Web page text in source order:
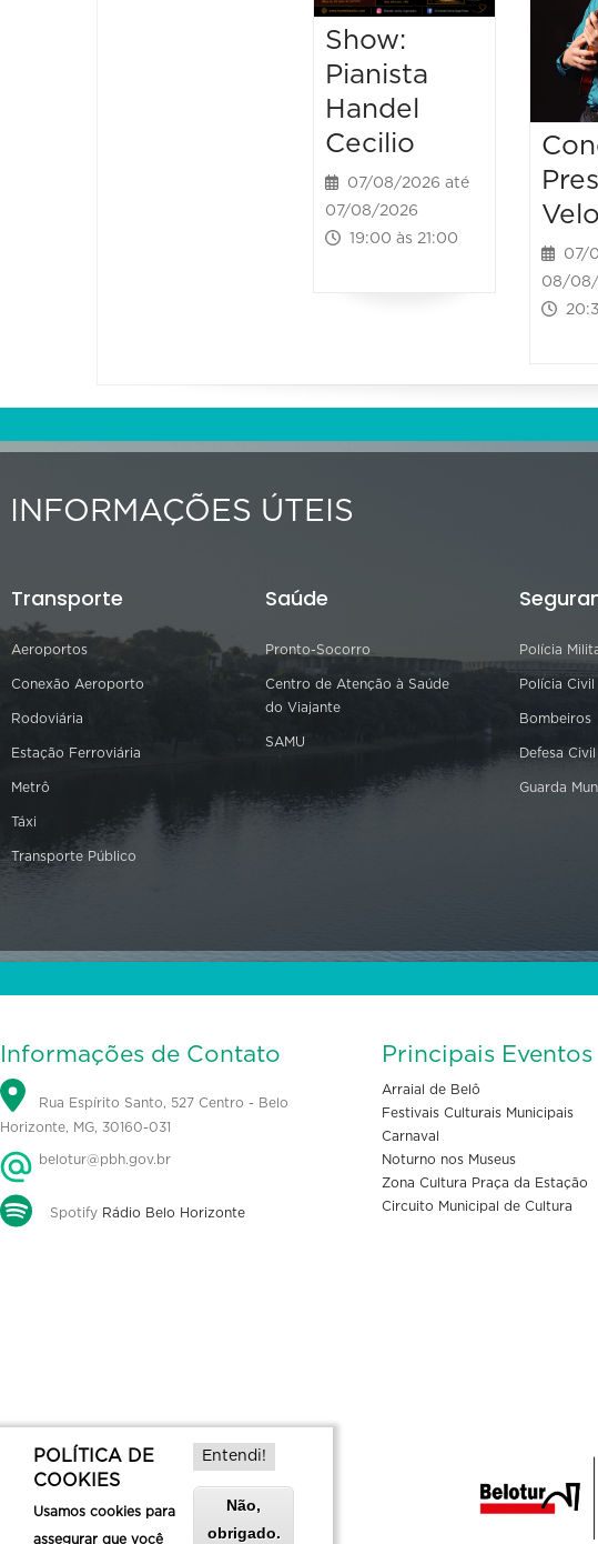
Show:
Pianista
Handel
Cecilio
07/08/2026 até
07/08/2026
19:00 às 21:00
07/
08/08/
INFORMAÇÕES ÚTEIS
Transporte
Aeroportos
Conexão Aeroporto
Rodoviária
Estação Ferroviária
Metrô
Táxi
Transporte Público
Saúde
Pronto-Socorro
Centro de Atenção à Saúde
do Viajante
SAMU
Polícia
Polícia Civil
Bombeiros
Defesa Civil
Guarda
Informações de Contato
Rua Espírito Santo, 527 Centro - Belo
Horizonte, MG, 30160-031
belotur@pbh.gov.br
Spotify Rádio Belo Horizonte
Principais Eventos
Arraial de Belô
Festivais Culturais Municipais
Carnaval
Noturno nos Museus
Zona Cultura Praça da Estação
Circuito Municipal de Cultura
POLÍTICA DE
COOKIES
Usamos cookies para
assegurar que você
Entendi!
Não,
obrigado.